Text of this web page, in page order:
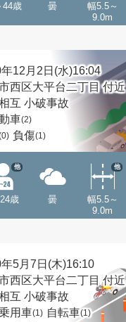
44歳 曇
幅5.5～
9.0m
12月2日(水)16:04
西区大平台二丁目 付近
互 小破事故
車(2)
負傷(1)
歳
他
曇
幅5.5～
9.0m
他
5月7日(木)16:10
西区大平台二丁目 付近
互 小破事故
用車(1) 自転車(1)